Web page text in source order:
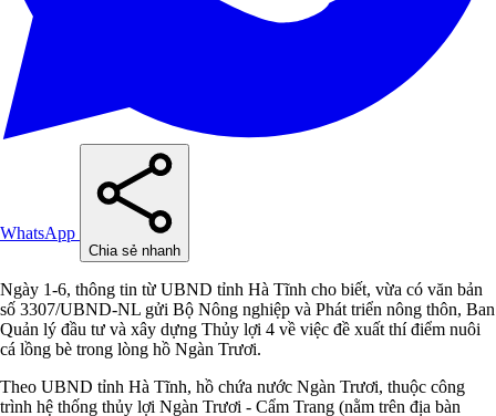
WhatsApp
Chia sẻ nhanh
Ngày 1-6, thông tin từ UBND tỉnh Hà Tĩnh cho biết, vừa có văn bản
số 3307/UBND-NL gửi Bộ Nông nghiệp và Phát triển nông thôn, Ban
Quản lý đầu tư và xây dựng Thủy lợi 4 về việc đề xuất thí điểm nuôi
cá lồng bè trong lòng hồ Ngàn Trươi.
Theo UBND tỉnh Hà Tĩnh, hồ chứa nước Ngàn Trươi, thuộc công
trình hệ thống thủy lợi Ngàn Trươi - Cẩm Trang (nằm trên địa bàn